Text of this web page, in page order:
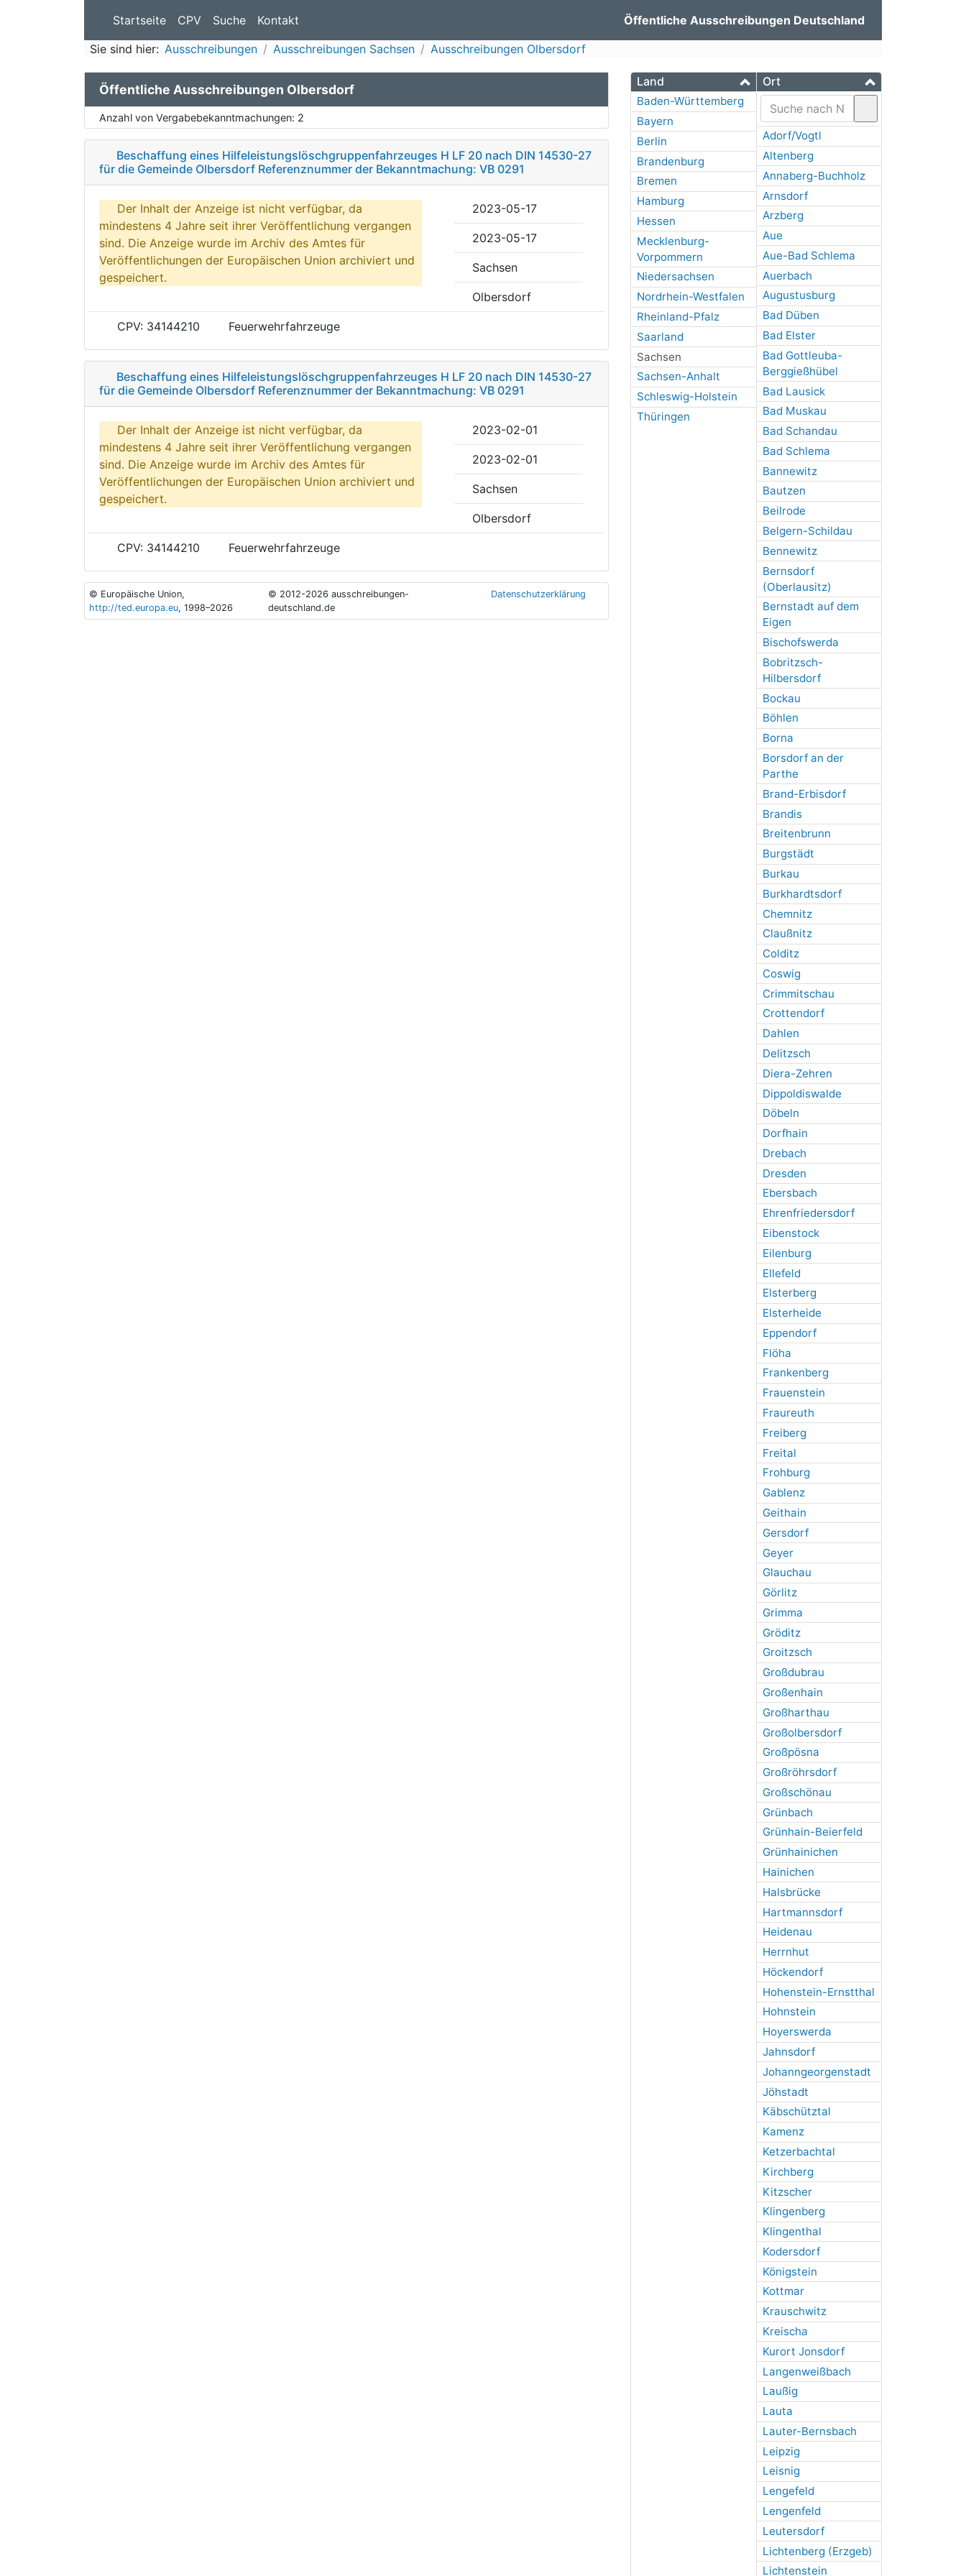
Startseite CPV Suche Kontakt Öffentliche Ausschreibungen Deutschland
Sie sind hier: Ausschreibungen Ausschreibungen Sachsen Ausschreibungen Olbersdorf
Land
Baden-Württemberg
Bayern
Berlin
Brandenburg
Bremen
Hamburg
Hessen
Mecklenburg-
Vorpommern
Niedersachsen
Nordrhein-Westfalen
Rheinland-Pfalz
Saarland
Sachsen
Sachsen-Anhalt
Schleswig-Holstein
Thüringen
Ort
Adorf/Vogtl
Altenberg
Annaberg-Buchholz
Arnsdorf
Arzberg
Aue
Aue-Bad Schlema
Auerbach
Augustusburg
Bad Düben
Bad Elster
Bad Gottleuba-
Berggießhübel
Bad Lausick
Bad Muskau
Bad Schandau
Bad Schlema
Bannewitz
Bautzen
Beilrode
Belgern-Schildau
Bennewitz
Bernsdorf
(Oberlausitz)
Bernstadt auf dem
Eigen
Bischofswerda
Bobritzsch-
Hilbersdorf
Bockau
Böhlen
Borna
Borsdorf an der
Parthe
Brand-Erbisdorf
Brandis
Breitenbrunn
Burgstädt
Burkau
Burkhardtsdorf
Chemnitz
Claußnitz
Colditz
Coswig
Crimmitschau
Crottendorf
Dahlen
Delitzsch
Diera-Zehren
Dippoldiswalde
Döbeln
Dorfhain
Drebach
Dresden
Ebersbach
Ehrenfriedersdorf
Eibenstock
Eilenburg
Ellefeld
Elsterberg
Elsterheide
Eppendorf
Flöha
Frankenberg
Frauenstein
Fraureuth
Freiberg
Freital
Frohburg
Gablenz
Geithain
Gersdorf
Geyer
Glauchau
Görlitz
Grimma
Gröditz
Groitzsch
Großdubrau
Großenhain
Großharthau
Großolbersdorf
Großpösna
Großröhrsdorf
Großschönau
Grünbach
Grünhain-Beierfeld
Grünhainichen
Hainichen
Halsbrücke
Hartmannsdorf
Heidenau
Herrnhut
Höckendorf
Hohenstein-Ernstthal
Hohnstein
Hoyerswerda
Jahnsdorf
Johanngeorgenstadt
Jöhstadt
Käbschütztal
Kamenz
Ketzerbachtal
Kirchberg
Kitzscher
Klingenberg
Klingenthal
Kodersdorf
Königstein
Kottmar
Krauschwitz
Kreischa
Kurort Jonsdorf
Langenweißbach
Laußig
Lauta
Lauter-Bernsbach
Leipzig
Leisnig
Lengefeld
Lengenfeld
Leutersdorf
Lichtenberg (Erzgeb)
Lichtenstein
Öffentliche Ausschreibungen Olbersdorf
Anzahl von Vergabebekanntmachungen: 2
Beschaffung eines Hilfeleistungslöschgruppenfahrzeuges H LF 20 nach DIN 14530-27
für die Gemeinde Olbersdorf Referenznummer der Bekanntmachung: VB 0291
Der Inhalt der Anzeige ist nicht verfügbar, da
mindestens 4 Jahre seit ihrer Veröffentlichung vergangen
sind. Die Anzeige wurde im Archiv des Amtes für
Veröffentlichungen der Europäischen Union archiviert und
gespeichert.
2023-05-17
2023-05-17
Sachsen
Olbersdorf
CPV: 34144210 Feuerwehrfahrzeuge
Beschaffung eines Hilfeleistungslöschgruppenfahrzeuges H LF 20 nach DIN 14530-27
für die Gemeinde Olbersdorf Referenznummer der Bekanntmachung: VB 0291
Der Inhalt der Anzeige ist nicht verfügbar, da
mindestens 4 Jahre seit ihrer Veröffentlichung vergangen
sind. Die Anzeige wurde im Archiv des Amtes für
Veröffentlichungen der Europäischen Union archiviert und
gespeichert.
2023-02-01
2023-02-01
Sachsen
Olbersdorf
CPV: 34144210 Feuerwehrfahrzeuge
© Europäische Union,
http://ted.europa.eu, 1998–2026
© 2012-2026 ausschreibungen-
deutschland.de
Datenschutzerklärung